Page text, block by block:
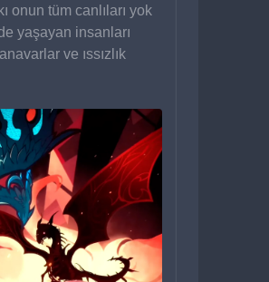
onun tüm canlıları yok
yaşayan insanları
ve ıssızlık